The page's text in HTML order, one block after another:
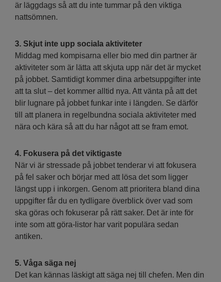
är läggdags så att du inte tummar på den viktiga
nattsömnen.
3. Skjut inte upp sociala aktiviteter
Middag med kompisarna eller bio med din partner är
aktiviteter som är lätta att skjuta upp när det är mycket
på jobbet. Samtidigt kommer dina arbetsuppgifter inte
att ta slut – det kommer alltid nya. Att vänta på att det
blir lugnare på jobbet funkar inte i längden. Se därför
till att planera in regelbundna sociala aktiviteter med
nära och kära så att du har något att se fram emot.
4. Fokusera på det viktigaste
När vi är stressade på jobbet tenderar vi att fokusera
på fel saker och börjar med att lösa det som ligger
längst upp i inkorgen. Genom att prioritera bland dina
uppgifter får du en tydligare överblick över vad som
ska göras och fokuserar på rätt saker. Det är inte för
inte som att göra-listor har varit populära sedan
antiken.
5. Våga säga nej
Det kan kännas läskigt att säga nej till chefen. Men din